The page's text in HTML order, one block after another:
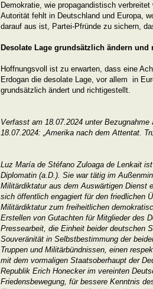
Demokratie, wie propagandistisch
Autorität fehlt in Deutschland und Europa,
darauf aus ist, Partei-Pfründe zu sichern,
Desolate Lage grundsätzlich ändern
Hoffnungsvoll ist zu erwarten, dass eine
Erdogan die desolate Lage, vor allem in
grundsätzlich ändert und richtigestellt.
Verfasst am 18.07.2024 unter Bezugnahme
18.07.2024: „Amerika nach dem Attentat.
Luz María de Stéfano Zuloaga de Lenkait
Diplomatin (a.D.). Sie war tätig im
Militärdiktatur aus dem Auswärtigen Dienst
sich öffentlich engagiert für den friedlichen
Militärdiktatur zum freiheitlichen
Erstellen von Gutachten für Mitglieder des
Pressearbeit, die Einheit beider deutschen
Souveränität in Selbstbestimmung der
Truppen und Militärbündnissen, einen
mit dem vormaligen Staatsoberhaupt der
Republik Erich Honecker im vereinten
Friedensbewegung, für bessere Kenntnis